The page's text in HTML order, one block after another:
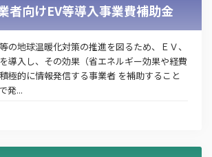
者向けEV等導入事業費補助金
の地球温暖化対策の推進を図るため、ＥＶ、
導入し、その効果（省エネルギー効果や経費
極的に情報発信する事業者 を補助すること
発...